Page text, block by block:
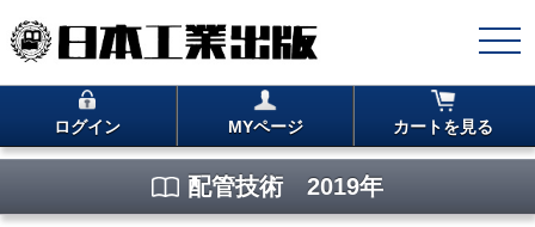
ログイン MYページ カートを見る
配管技術 2019年